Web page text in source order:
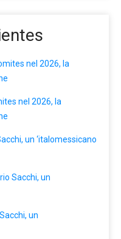
nel 2026, la
nel 2026, la
un ‘italomessicano
Sacchi, un
un